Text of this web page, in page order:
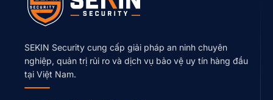
SEKIN Security cung cấp giải pháp an ninh chuyên
nghiệp, quản trị rủi ro và dịch vụ bảo vệ uy tín hàng đầu
tại Việt Nam.